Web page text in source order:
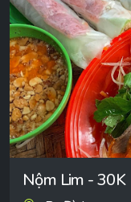
Nộm Lim - 30K